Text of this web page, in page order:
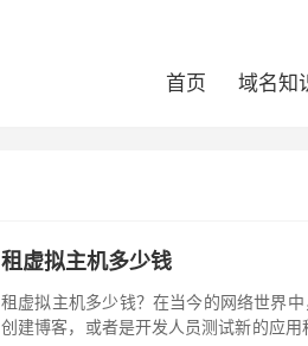
首页 域名知
租虚拟主机多少钱
租虚拟主机多少钱？在当今的网络世界
创建博客，或者是开发人员测试新的应用